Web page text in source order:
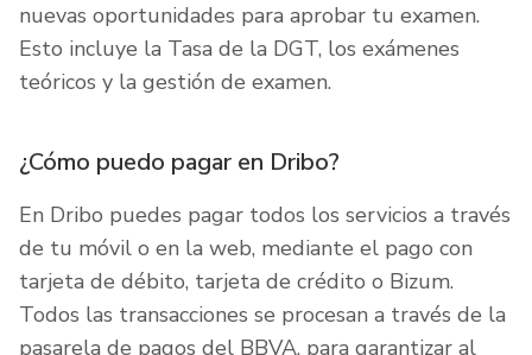
nuevas oportunidades para aprobar tu examen.
Esto incluye la Tasa de la DGT, los exámenes
teóricos y la gestión de examen.
¿Cómo puedo pagar en Dribo?
En Dribo puedes pagar todos los servicios a través
de tu móvil o en la web, mediante el pago con
tarjeta de débito, tarjeta de crédito o Bizum.
Todos las transacciones se procesan a través de la
pasarela de pagos del BBVA, para garantizar al